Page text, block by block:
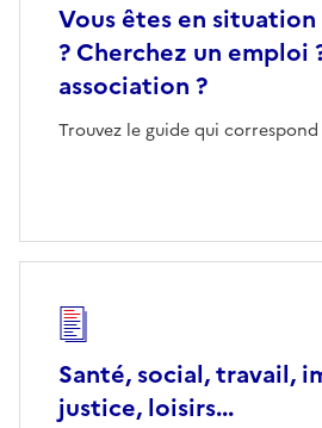
Vous êtes en
? Cherchez un emploi
association ?
Trouvez le guide qui
Santé, social, travail,
justice, loisirs...